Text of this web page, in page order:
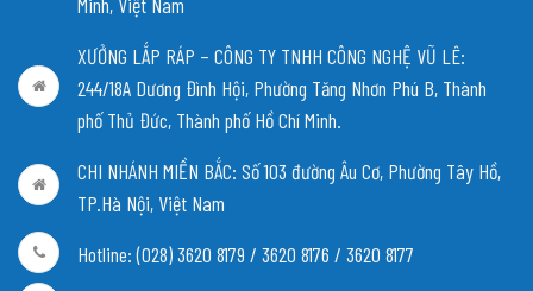
Minh, Việt Nam
XƯỞNG LẮP RÁP – CÔNG TY TNHH CÔNG NGHỆ VŨ LÊ:
244/18A Dương Đình Hội, Phường Tăng Nhơn Phú B, Thành
phố Thủ Đức, Thành phố Hồ Chí Minh.
CHI NHÁNH MIỀN BẮC: Số 103 đường Âu Cơ, Phường Tây Hồ,
TP.Hà Nội, Việt Nam
Hotline: (028) 3620 8179 / 3620 8176 / 3620 8177